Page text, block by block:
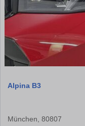
Alpina B3
München, 80807